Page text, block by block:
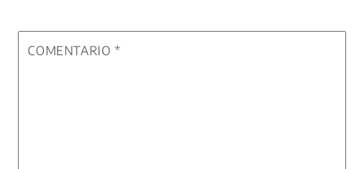
COMENTARIO*